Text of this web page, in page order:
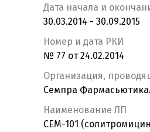
Дата начала и
30.03.2014 - 30.09.2015
Номер и дата РКИ
№ 77 от 24.02.2014
Организация,
Семпра
Наименование ЛП
CEM-101